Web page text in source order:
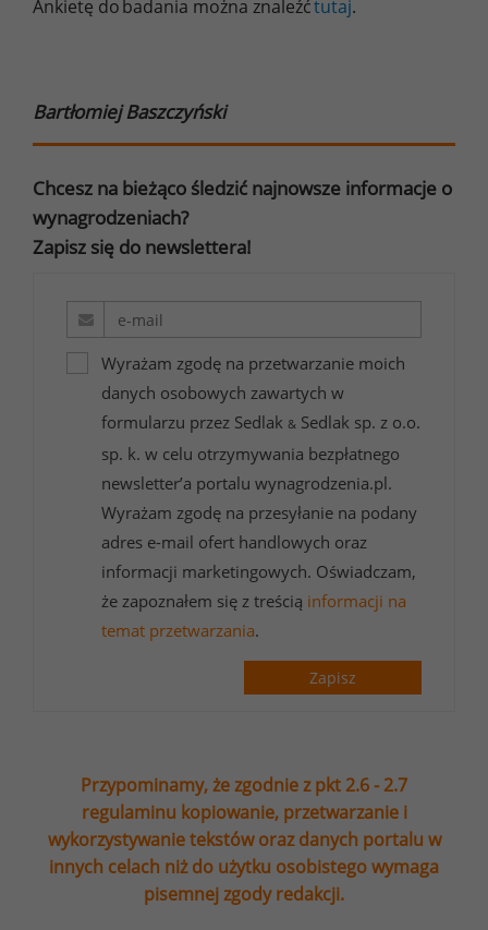
Ankietę do badania można znaleźćtutaj.
Bartłomiej Baszczyński
Chcesz na bieżąco śledzić najnowsze informacje o
wynagrodzeniach?
Zapisz się do newslettera!
Wyrażam zgodę na przetwarzanie moich
danych osobowych zawartych w
formularzu przez Sedlak & Sedlak sp. z o.o.
sp. k. w celu otrzymywania bezpłatnego
newsletter’a portalu wynagrodzenia.pl.
Wyrażam zgodę na przesyłanie na podany
adres e-mail ofert handlowych oraz
informacji marketingowych. Oświadczam,
że zapoznałem się z treścią informacji na
temat przetwarzania.
Zapisz
Przypominamy, że zgodnie z pkt 2.6 - 2.7
regulaminu kopiowanie, przetwarzanie i
wykorzystywanie tekstów oraz danych portalu w
innych celach niż do użytku osobistego wymaga
pisemnej zgody redakcji.